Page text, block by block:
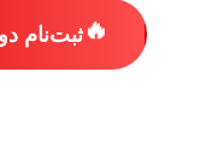
🔥ثبت‌نام